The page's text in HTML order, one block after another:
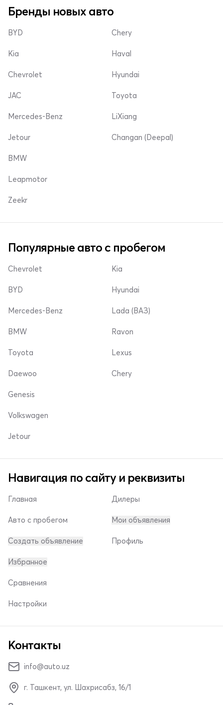
Бренды новых авто
BYD
Kia
Chevrolet
Chery
Haval
Hyundai
JAC
Mercedes-Benz
Jetour
Toyota
LiXiang
Changan (Deepal)
BMW
Leapmotor
Zeekr
Популярные авто с пробегом
Chevrolet
BYD
Mercedes-Benz
Kia
Hyundai
Lada (ВАЗ)
BMW
Toyota
Daewoo
Ravon
Lexus
Chery
Genesis
Volkswagen
Jetour
Навигация по сайту и реквизиты
Главная
Авто с пробегом
Создать объявление
Дилеры
Мои объявления
Профиль
Избранное
Сравнения
Настройки
Контакты
info@auto.uz
г. Ташкент, ул. Шахрисабз, 16/1